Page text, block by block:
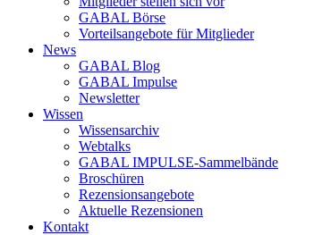
GABAL Börse
Vorteilsangebote für Mitglieder
News
GABAL Blog
GABAL Impulse
Newsletter
Wissen
Wissensarchiv
Webtalks
GABAL IMPULSE-Sammelbände
Broschüren
Rezensionsangebote
Aktuelle Rezensionen
Kontakt